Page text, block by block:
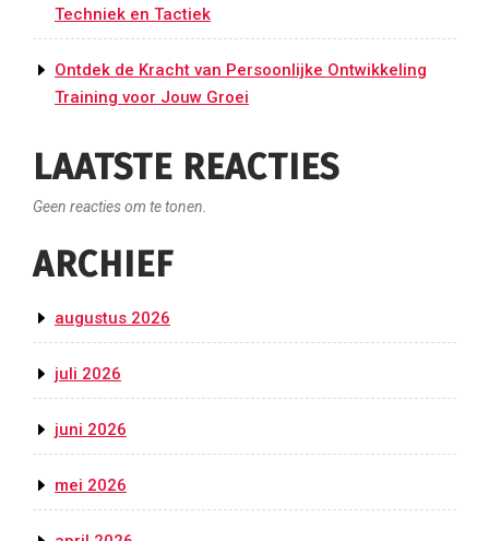
Techniek en Tactiek
Ontdek de Kracht van Persoonlijke Ontwikkeling
Training voor Jouw Groei
LAATSTE REACTIES
Geen reacties om te tonen.
ARCHIEF
augustus 2026
juli 2026
juni 2026
mei 2026